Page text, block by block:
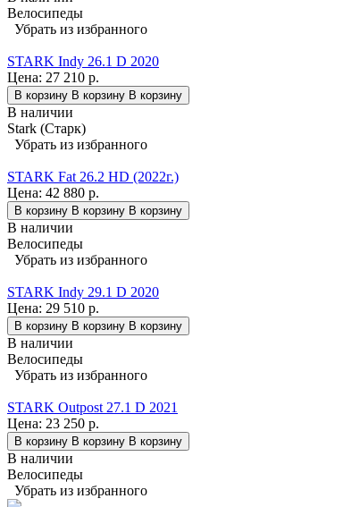
Велосипеды
Убрать из избранного
STARK Indy 26.1 D 2020
Цена: 27 210 р.
В корзину В корзину В корзину
В наличии
Stark (Старк)
Убрать из избранного
STARK Fat 26.2 HD (2022г.)
Цена: 42 880 р.
В корзину В корзину В корзину
В наличии
Велосипеды
Убрать из избранного
STARK Indy 29.1 D 2020
Цена: 29 510 р.
В корзину В корзину В корзину
В наличии
Велосипеды
Убрать из избранного
STARK Outpost 27.1 D 2021
Цена: 23 250 р.
В корзину В корзину В корзину
В наличии
Велосипеды
Убрать из избранного